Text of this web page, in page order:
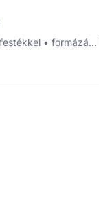
előkészítés • laminálás + peptid kezelés • tervezés • festés prémium festékkel • formázás (cérna / csipesz / wax)